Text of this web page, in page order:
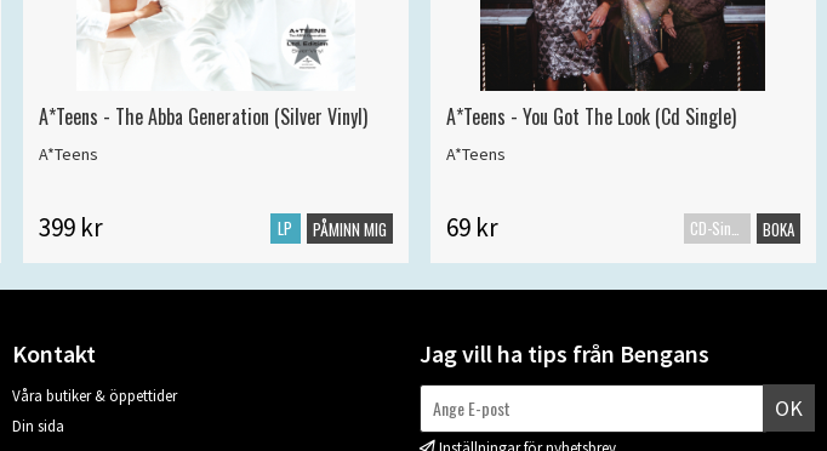
A*Teens - The Abba Generation (Silver Vinyl)
A*Teens
399 kr LP PÅMINN MIG
A*Teens - You Got The Look (Cd Single)
A*Teens
69 kr CD-Singel BOKA
Kontakt
Våra butiker & öppettider
Din sida
Jag vill ha tips från Bengans
OK